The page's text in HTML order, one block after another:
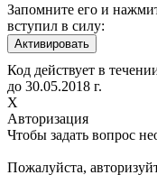
Запомните его и
вступил в силу:
Код действует в
до 30.05.2018 г.
Х
Авторизация
Чтобы задать вопрос
Пожалуйста,